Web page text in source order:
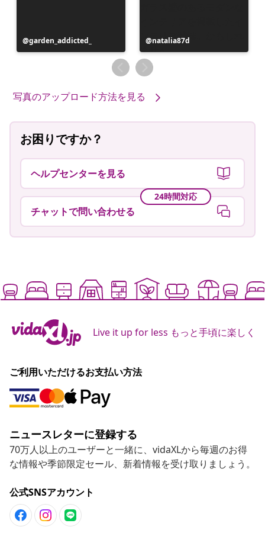
投
稿
garden_addicted_
投
稿
者
natalia87d
写真のアップロード方法を見る
お困りですか？
ヘルプセンターを見る
24時間対応
チャットで問い合わせる
Live it up for less もっと手頃に楽しく
ご利用いただけるお支払い方法
ニュースレターに登録する
70万人以上のユーザーと一緒に、vidaXLから毎週のお得
な情報や季節限定セール、新着情報を受け取りましょう。
公式SNSアカウント